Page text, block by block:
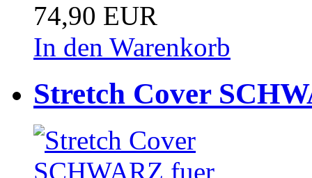
74,90 EUR
In den Warenkorb
Stretch Cover